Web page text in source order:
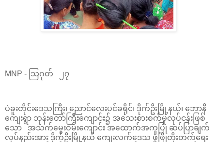
MNP - သြဂုတ် ၂၇
ပဲခူးတိုင်းဒေသကြီး၊ ညောင်လေးပင်ခရိုင်၊ ဒိုက်ဦးမြို့နယ်၊ ဘောနီ
ကျေးရွာ ဘုန်းတော်ကြီးကျောင်း၌ အသေးစားစက်မှုလုပ်ငန်းဖြစ်
သော အသက်မွေးဝမ်းကျောင်း အထောက်အကူပြု ဆပ်ပြာချက်
လုပ်နည်းအား ဒိုက်ဦးမြို့နယ် ကျေးလက်ဒေသ ဖွံဖြိုတိုးတက်ရေး